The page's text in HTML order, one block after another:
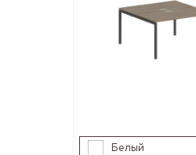
Белый